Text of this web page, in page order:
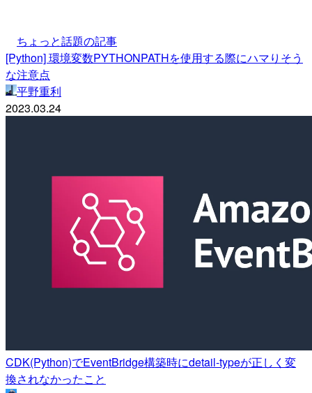
ちょっと話題の記事
[Python] 環境変数PYTHONPATHを使用する際にハマりそう
な注意点
平野重利
2023.03.24
CDK(Python)でEventBridge構築時にdetail-typeが正しく変
換されなかったこと